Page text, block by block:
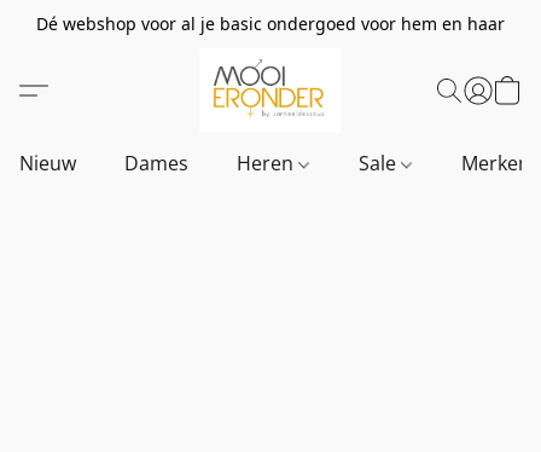
Dé webshop voor al je basic ondergoed voor hem en haar
Nieuw Dames Heren Sale Merken